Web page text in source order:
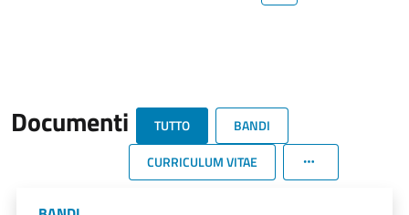
Documenti TUTTO
BANDI
CURRICULUM VITAE